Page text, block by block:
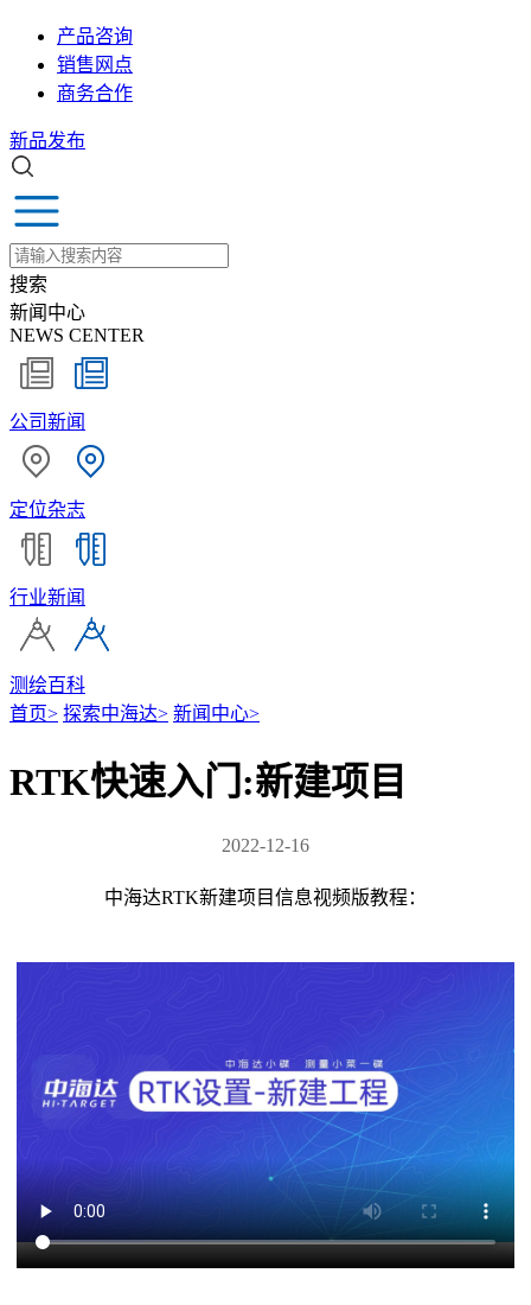
产品咨询
销售网点
商务合作
新品发布
搜索
新闻中心
NEWS CENTER
公司新闻
定位杂志
行业新闻
测绘百科
首页> 探索中海达> 新闻中心>
RTK快速入门:新建项目
2022-12-16
中海达RTK新建项目信息视频版教程：